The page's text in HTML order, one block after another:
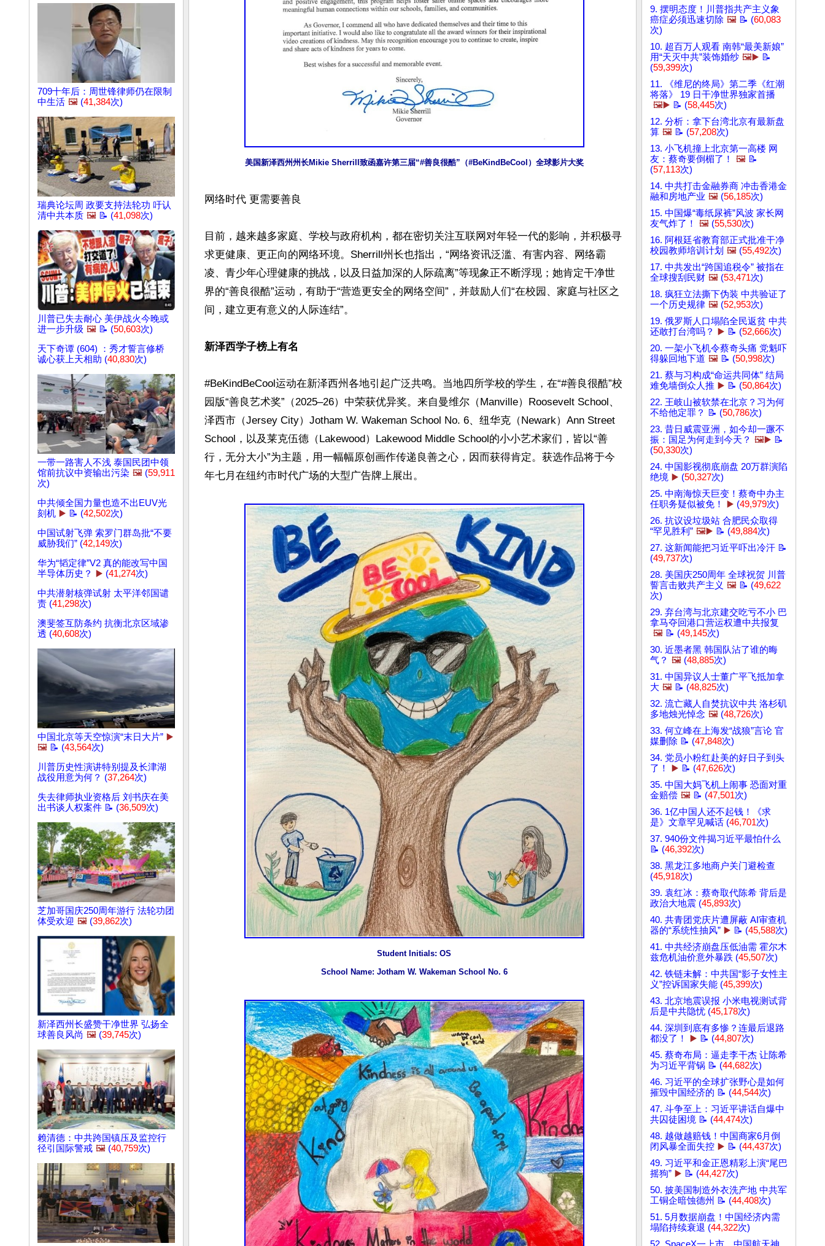
709十年后：周世锋律师仍在限制
中生活 🖼️ (41,384次)
瑞典论坛周 政要支持法轮功 吁认
清中共本质 🖼️ 📝 (41,098次)
川普已失去耐心 美伊战火今晚或
进一步升级 🖼️ 📝 (50,603次)
天下奇谭 (604) ：秀才誓言修桥
诚心获上天相助 (40,830次)
一带一路害人不浅 泰国民团中领
馆前抗议中资输出污染 🖼️ (59,911
次)
中共倾全国力量也造不出EUV光
刻机 ▶️ 📝 (42,502次)
中国试射飞弹 索罗门群岛批“不要
威胁我们” (42,149次)
华为“韬定律”V2 真的能改写中国
半导体历史？
▶️ (41,274次)
中共潜射核弹试射 太平洋邻国谴
责 (41,298次)
澳斐签互防条约 抗衡北京区域渗
透 (40,608次)
中国北京等天空惊演“末日大片” ▶️
🖼️ 📝 (43,564次)
川普历史性演讲特别提及长津湖
战役用意为何？ (37,264次)
失去律师执业资格后 刘书庆在美
出书谈人权案件 📝 (36,509次)
芝加哥国庆250周年游行 法轮功团
体受欢迎 🖼️ (39,862次)
新泽西州长盛赞干净世界 弘扬全
球善良风尚 🖼️ (39,745次)
赖清德：中共跨国镇压及监控行
径引国际警戒 🖼️ (40,759次)
美国新泽西州州长Mikie Sherrill致函嘉许第三届“#善良很酷”（#BeKindBeCool）全球影片大奖
网络时代 更需要善良
目前，越来越多家庭、学校与政府机构，都在密切关注互联网对年轻一代的影响，并积极寻
求更健康、更正向的网络环境。Sherrill州长也指出，“网络资讯泛滥、有害内容、网络霸
凌、青少年心理健康的挑战，以及日益加深的人际疏离”等现象正不断浮现；她肯定干净世
界的“善良很酷”运动，有助于“营造更安全的网络空间”，并鼓励人们“在校园、家庭与社区之
间，建立更有意义的人际连结”。
新泽西学子榜上有名
#BeKindBeCool运动在新泽西州各地引起广泛共鸣。当地四所学校的学生，在“#善良很酷”校
园版“善良艺术奖”（2025–26）中荣获优异奖。来自曼维尔（Manville）Roosevelt School、
泽西市（Jersey City）Jotham W. Wakeman School No. 6、纽华克（Newark）Ann Street
School，以及莱克伍德（Lakewood）Lakewood Middle School的小小艺术家们，皆以“善
行，无分大小”为主题，用一幅幅原创画作传递良善之心，因而获得肯定。获选作品将于今
年七月在纽约市时代广场的大型广告牌上展出。
Student Initials: OS
School Name: Jotham W. Wakeman School No. 6
9. 摆明态度！川普指共产主义象
癌症必须迅速切除 🖼️ 📝 (60,083
次)
10. 超百万人观看 南韩“最美新娘”
用“天灭中共”装饰婚纱 🖼️▶️ 📝
(59,399次)
11. 《维尼的终局》第二季《红潮
将落》 19 日干净世界独家首播
🖼️▶️ 📝 (58,445次)
12. 分析：拿下台湾北京有最新盘
算 🖼️ 📝 (57,208次)
13. 小飞机撞上北京第一高楼 网
友：蔡奇要倒楣了！
🖼️ 📝
(57,113次)
14. 中共打击金融券商 冲击香港金
融和房地产业 🖼️ (56,185次)
15. 中国爆“毒纸尿裤”风波 家长网
友气炸了！
🖼️ (55,530次)
16. 阿根廷省教育部正式批准干净
校园教师培训计划 🖼️ (55,492次)
17. 中共发出“跨国追税令” 被指在
全球搜刮民财 🖼️ (53,471次)
18. 疯狂立法撕下伪装 中共验证了
一个历史规律 🖼️ (52,953次)
19. 俄罗斯人口塌陷全民返贫 中共
还敢打台湾吗？
▶️ 📝 (52,666次)
20. 一架小飞机令蔡奇头痛 党魁吓
得躲回地下道 🖼️ 📝 (50,998次)
21. 蔡与习构成“命运共同体” 结局
难免墙倒众人推 ▶️ 📝 (50,864次)
22. 王岐山被软禁在北京？习为何
不给他定罪？ 📝 (50,786次)
23. 昔日威震亚洲，如今却一蹶不
振：国足为何走到今天？ 🖼️▶️ 📝
(50,330次)
24. 中国影视彻底崩盘 20万群演陷
绝境 ▶️ (50,327次)
25. 中南海惊天巨变！蔡奇中办主
任职务疑似被免！
▶️ (49,979次)
26. 抗议设垃圾站 合肥民众取得
“罕见胜利” 🖼️▶️ 📝 (49,884次)
27. 这新闻能把习近平吓出冷汗 📝
(49,737次)
28. 美国庆250周年 全球祝贺 川普
誓言击败共产主义 🖼️ 📝 (49,622
次)
29. 弃台湾与北京建交吃亏不小 巴
拿马夺回港口营运权遭中共报复
🖼️ 📝 (49,145次)
30. 近墨者黑 韩国队沾了谁的晦
气？ 🖼️ (48,885次)
31. 中国异议人士董广平飞抵加拿
大 🖼️ 📝 (48,825次)
32. 流亡藏人自焚抗议中共 洛杉矶
多地烛光悼念 🖼️ (48,726次)
33. 何立峰在上海发“战狼”言论 官
媒删除 📝 (47,848次)
34. 党员小粉红赴美的好日子到头
了！
▶️ 📝 (47,626次)
35. 中国大妈飞机上闹事 恐面对重
金赔偿 🖼️ 📝 (47,501次)
36. 1亿中国人还不起钱！《求
是》文章罕见喊话 (46,701次)
37. 940份文件揭习近平最怕什么
📝 (46,392次)
38. 黑龙江多地商户关门避检查
(45,918次)
39. 袁红冰：蔡奇取代陈希 背后是
政治大地震 (45,893次)
40. 共青团党庆片遭屏蔽 AI审查机
器的“系统性抽风” ▶️ 📝 (45,588次)
41. 中共经济崩盘压低油需 霍尔木
兹危机油价意外暴跌 (45,507次)
42. 铁链未解：中共国“影子女性主
义”控诉国家失能 (45,399次)
43. 北京地震误报 小米电视测试背
后是中共隐忧 (45,178次)
44. 深圳到底有多惨？连最后退路
都没了！
▶️ 📝 (44,807次)
45. 蔡奇布局：逼走李干杰 让陈希
为习近平背锅 📝 (44,682次)
46. 习近平的全球扩张野心是如何
摧毁中国经济的 📝 (44,544次)
47. 斗争至上：习近平讲话自爆中
共囚徒困境 📝 (44,474次)
48. 越做越赔钱！中国商家6月倒
闭风暴全面失控 ▶️ 📝 (44,437次)
49. 习近平和金正恩精彩上演“尾巴
摇狗” ▶️ 📝 (44,427次)
50. 披美国制造外衣洗产地 中共军
工铜企暗蚀德州 📝 (44,408次)
51. 5月数据崩盘！中国经济内需
塌陷持续衰退 (44,322次)